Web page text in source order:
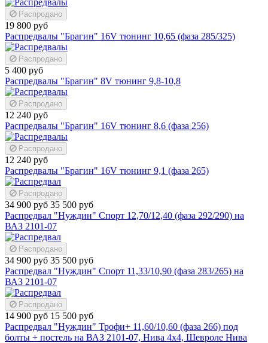
Распродано
19 800 руб
Распредвалы "Брагин" 16V тюнинг 10,65 (фаза 285/325)
Распродано
5 400 руб
Распредвалы "Брагин" 8V тюнинг 9,8-10,8
Распродано
12 240 руб
Распредвалы "Брагин" 16V тюнинг 8,6 (фаза 256)
Распродано
12 240 руб
Распредвалы "Брагин" 16V тюнинг 9,1 (фаза 265)
Распродано
34 900 руб 35 500 руб
Распредвал "Нуждин" Спорт 12,70/12,40 (фаза 292/290) на
ВАЗ 2101-07
Распродано
34 900 руб 35 500 руб
Распредвал "Нуждин" Спорт 11,33/10,90 (фаза 283/265) на
ВАЗ 2101-07
Распродано
14 900 руб 15 500 руб
Распредвал "Нуждин" Трофи+ 11,60/10,60 (фаза 266) под
болты + постель на ВАЗ 2101-07, Нива 4х4, Шевроле Нива